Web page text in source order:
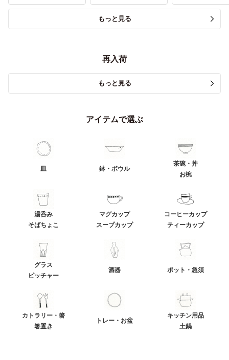
もっと見る
再入荷
もっと見る
アイテムで選ぶ
皿 鉢・ボウル
茶碗・丼
お椀
湯呑み
そばちょこ
マグカップ
スープカップ
コーヒーカップ
ティーカップ
グラス
ピッチャー
酒器 ポット・急須
カトラリー・箸
箸置き
トレー・お盆
キッチン用品
土鍋